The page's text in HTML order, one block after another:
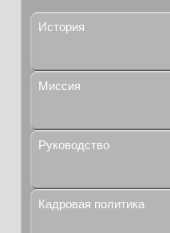
История
Миссия
Руководство
Кадровая политика